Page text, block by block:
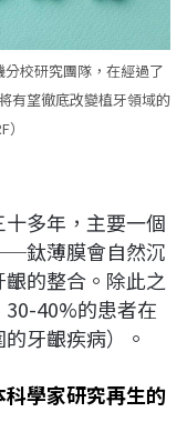
校研究團隊，在經過了
有望徹底改變植牙領域的
多年，主要一個
鈦薄膜會自然沉
的整合。除此之
40%的患者在
牙齦疾病）。
學家研究再生的